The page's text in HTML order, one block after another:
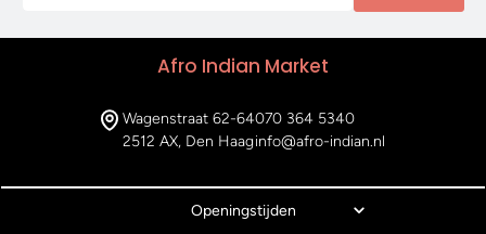
Afro Indian Market
Wagenstraat 62-64
2512 AX, Den Haag
070 364 5340
info@afro-indian.nl
Openingstijden